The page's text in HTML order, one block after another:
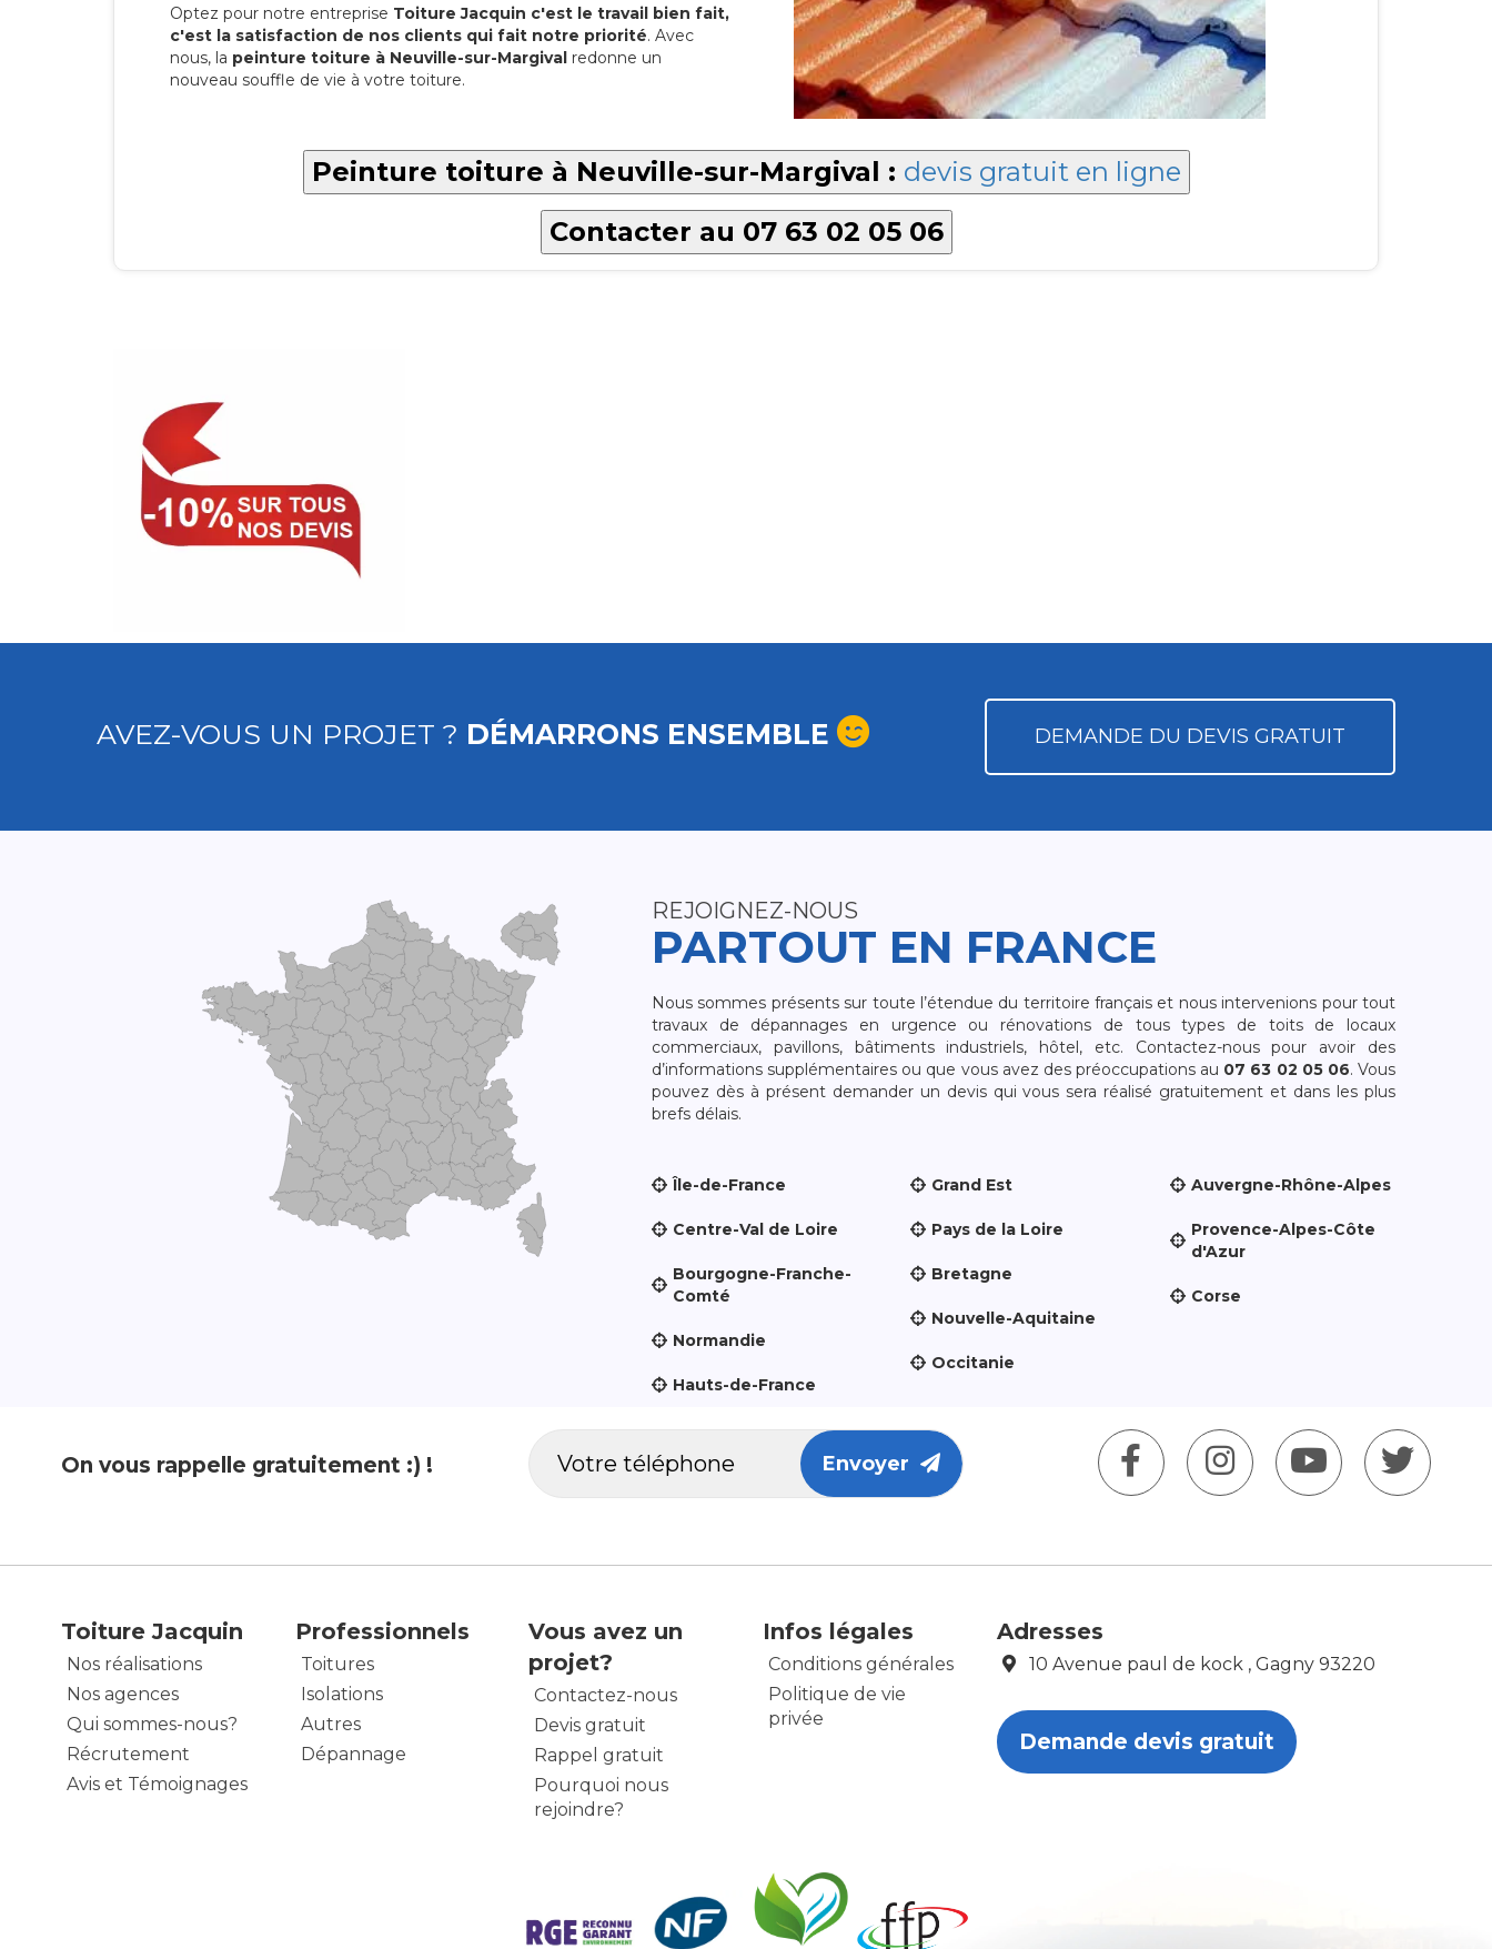
Optez pour notre entreprise Toiture Jacquin c'est le travail bien fait,
c'est la satisfaction de nos clients qui fait notre priorité. Avec
nous, la peinture toiture à Neuville-sur-Margival redonne un
nouveau souffle de vie à votre toiture.
Peinture toiture à Neuville-sur-Margival : devis gratuit en ligne
Contacter au 07 63 02 05 06
AVEZ-VOUS UN PROJET ? DÉMARRONS ENSEMBLE DEMANDE DU DEVIS GRATUIT
REJOIGNEZ-NOUS
PARTOUT EN FRANCE
Nous sommes présents sur toute l’étendue du territoire français et nous intervenions pour tout
travaux de dépannages en urgence ou rénovations de tous types de toits de locaux
commerciaux, pavillons, bâtiments industriels, hôtel, etc. Contactez-nous pour avoir des
d’informations supplémentaires ou que vous avez des préoccupations au 07 63 02 05 06. Vous
pouvez dès à présent demander un devis qui vous sera réalisé gratuitement et dans les plus
brefs délais.
Île-de-France
Centre-Val de Loire
Bourgogne-Franche-
Comté
Normandie
Hauts-de-France
Grand Est
Pays de la Loire
Bretagne
Nouvelle-Aquitaine
Occitanie
Auvergne-Rhône-Alpes
Provence-Alpes-Côte
d'Azur
Corse
On vous rappelle gratuitement :) ! Envoyer
Toiture Jacquin
Nos réalisations
Nos agences
Qui sommes-nous?
Récrutement
Avis et Témoignages
Professionnels
Toitures
Isolations
Autres
Dépannage
Vous avez un
projet?
Contactez-nous
Devis gratuit
Rappel gratuit
Pourquoi nous
rejoindre?
Infos légales
Conditions générales
Politique de vie
privée
Adresses
10 Avenue paul de kock , Gagny 93220
Demande devis gratuit